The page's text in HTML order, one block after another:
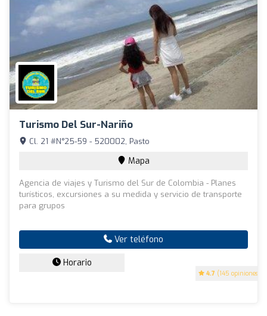
Turismo Del Sur-Nariño
4.7 (145 opiniones)
Cl. 21 #N°25-59 - 520002, Pasto
Mapa
Agencia de viajes y Turismo del Sur de Colombia - Planes
turísticos, excursiones a su medida y servicio de transporte
para grupos
Ver teléfono
Horario